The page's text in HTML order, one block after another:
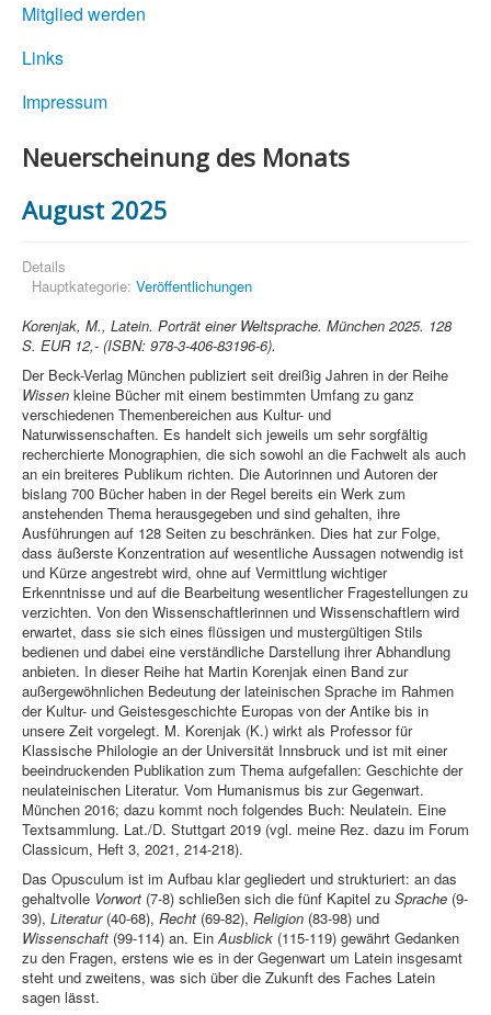
Mitglied werden
Links
Impressum
Neuerscheinung des Monats
August 2025
Details
Hauptkategorie: Veröffentlichungen
Korenjak, M., Latein. Porträt einer Weltsprache. München 2025. 128
S. EUR 12,- (ISBN: 978-3-406-83196-6).
Der Beck-Verlag München publiziert seit dreißig Jahren in der Reihe
Wissen kleine Bücher mit einem bestimmten Umfang zu ganz
verschiedenen Themenbereichen aus Kultur- und
Naturwissenschaften. Es handelt sich jeweils um sehr sorgfältig
recherchierte Monographien, die sich sowohl an die Fachwelt als auch
an ein breiteres Publikum richten. Die Autorinnen und Autoren der
bislang 700 Bücher haben in der Regel bereits ein Werk zum
anstehenden Thema herausgegeben und sind gehalten, ihre
Ausführungen auf 128 Seiten zu beschränken. Dies hat zur Folge,
dass äußerste Konzentration auf wesentliche Aussagen notwendig ist
und Kürze angestrebt wird, ohne auf Vermittlung wichtiger
Erkenntnisse und auf die Bearbeitung wesentlicher Fragestellungen zu
verzichten. Von den Wissenschaftlerinnen und Wissenschaftlern wird
erwartet, dass sie sich eines flüssigen und mustergültigen Stils
bedienen und dabei eine verständliche Darstellung ihrer Abhandlung
anbieten. In dieser Reihe hat Martin Korenjak einen Band zur
außergewöhnlichen Bedeutung der lateinischen Sprache im Rahmen
der Kultur- und Geistesgeschichte Europas von der Antike bis in
unsere Zeit vorgelegt. M. Korenjak (K.) wirkt als Professor für
Klassische Philologie an der Universität Innsbruck und ist mit einer
beeindruckenden Publikation zum Thema aufgefallen: Geschichte der
neulateinischen Literatur. Vom Humanismus bis zur Gegenwart.
München 2016; dazu kommt noch folgendes Buch: Neulatein. Eine
Textsammlung. Lat./D. Stuttgart 2019 (vgl. meine Rez. dazu im Forum
Classicum, Heft 3, 2021, 214-218).
Das Opusculum ist im Aufbau klar gegliedert und strukturiert: an das
gehaltvolle Vorwort (7-8) schließen sich die fünf Kapitel zu Sprache (9-
39), Literatur (40-68), Recht (69-82), Religion (83-98) und
Wissenschaft (99-114) an. EinAusblick (115-119) gewährt Gedanken
zu den Fragen, erstens wie es in der Gegenwart um Latein insgesamt
steht und zweitens, was sich über die Zukunft des Faches Latein
sagen lässt.